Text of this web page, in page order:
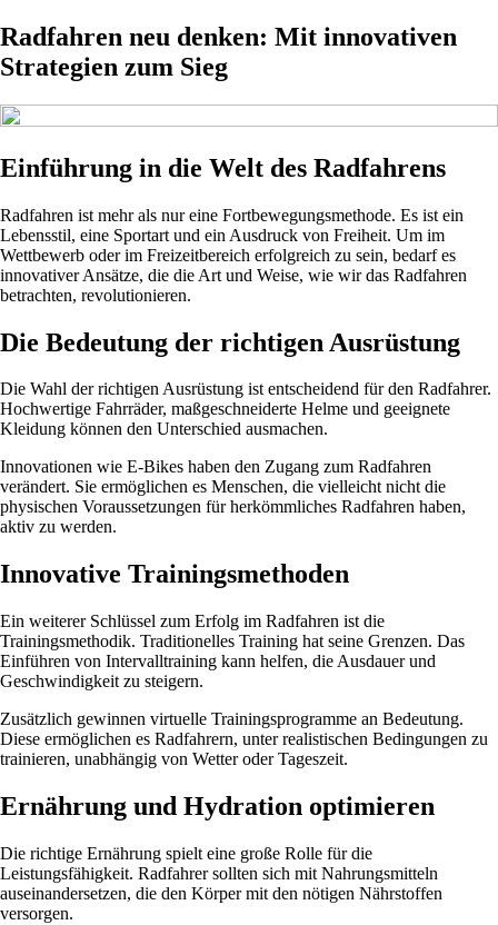
Radfahren neu denken: Mit innovativen
Strategien zum Sieg
Einführung in die Welt des Radfahrens
Radfahren ist mehr als nur eine Fortbewegungsmethode. Es ist ein
Lebensstil, eine Sportart und ein Ausdruck von Freiheit. Um im
Wettbewerb oder im Freizeitbereich erfolgreich zu sein, bedarf es
innovativer Ansätze, die die Art und Weise, wie wir das Radfahren
betrachten, revolutionieren.
Die Bedeutung der richtigen Ausrüstung
Die Wahl der richtigen Ausrüstung ist entscheidend für den Radfahrer.
Hochwertige Fahrräder, maßgeschneiderte Helme und geeignete
Kleidung können den Unterschied ausmachen.
Innovationen wie E-Bikes haben den Zugang zum Radfahren
verändert. Sie ermöglichen es Menschen, die vielleicht nicht die
physischen Voraussetzungen für herkömmliches Radfahren haben,
aktiv zu werden.
Innovative Trainingsmethoden
Ein weiterer Schlüssel zum Erfolg im Radfahren ist die
Trainingsmethodik. Traditionelles Training hat seine Grenzen. Das
Einführen von Intervalltraining kann helfen, die Ausdauer und
Geschwindigkeit zu steigern.
Zusätzlich gewinnen virtuelle Trainingsprogramme an Bedeutung.
Diese ermöglichen es Radfahrern, unter realistischen Bedingungen zu
trainieren, unabhängig von Wetter oder Tageszeit.
Ernährung und Hydration optimieren
Die richtige Ernährung spielt eine große Rolle für die
Leistungsfähigkeit. Radfahrer sollten sich mit Nahrungsmitteln
auseinandersetzen, die den Körper mit den nötigen Nährstoffen
versorgen.